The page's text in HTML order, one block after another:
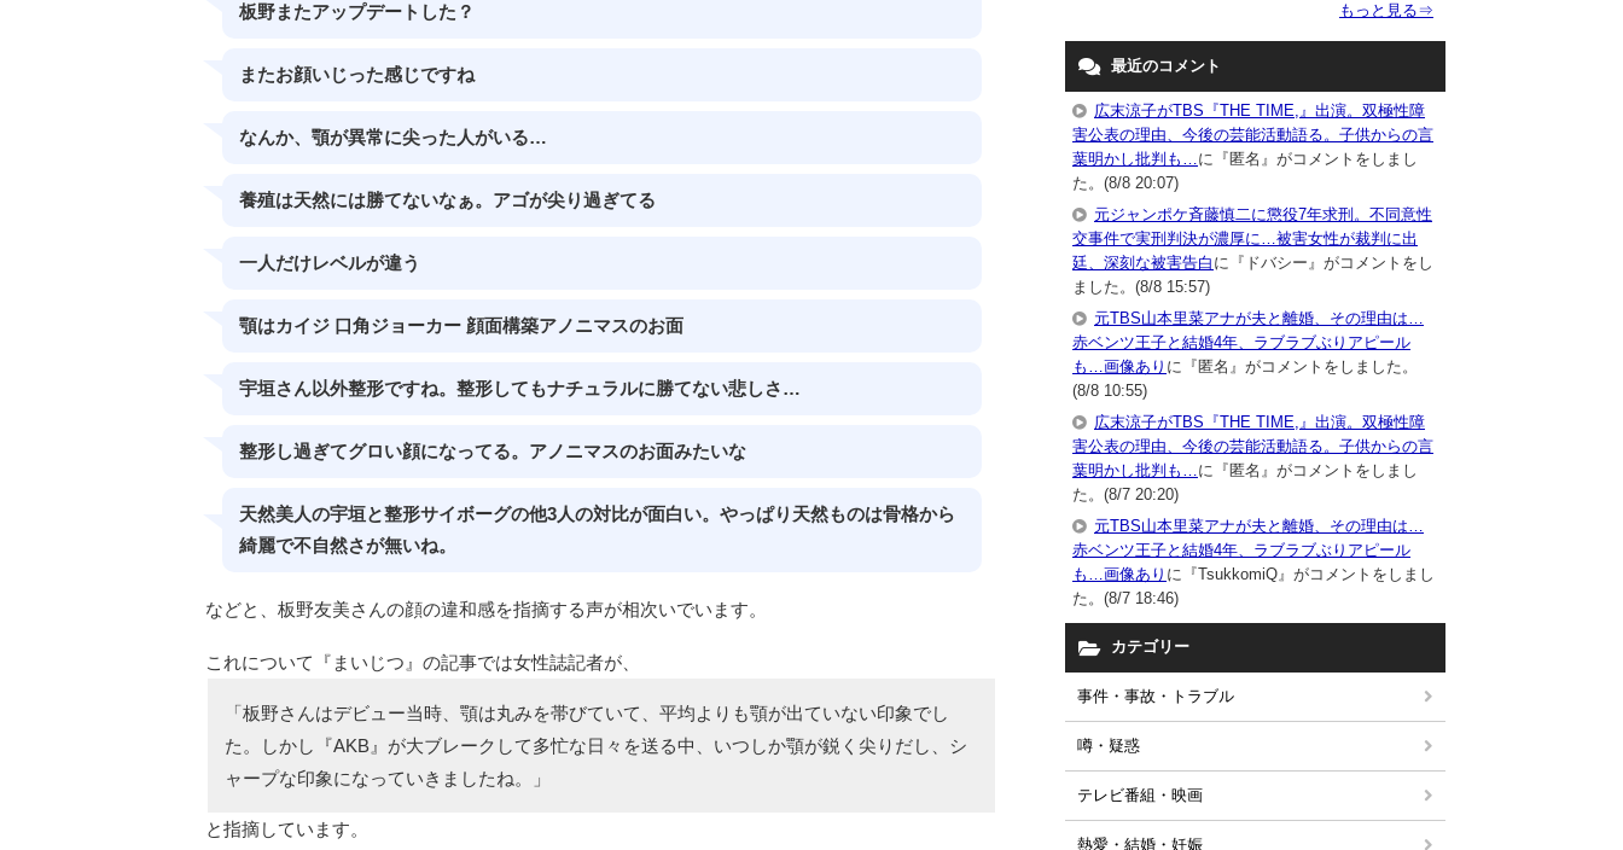
板野またアップデートした？
またお顔いじった感じですね
なんか、顎が異常に尖った人がいる…
養殖は天然には勝てないなぁ。アゴが尖り過ぎてる
一人だけレベルが違う
顎はカイジ 口角ジョーカー 顔面構築アノニマスのお面
宇垣さん以外整形ですね。整形してもナチュラルに勝てない悲しさ…
整形し過ぎてグロい顔になってる。アノニマスのお面みたいな
天然美人の宇垣と整形サイボーグの他3人の対比が面白い。やっぱり天然ものは骨格から
綺麗で不自然さが無いね。
などと、板野友美さんの顔の違和感を指摘する声が相次いでいます。
これについて『まいじつ』の記事では女性誌記者が、
「板野さんはデビュー当時、顎は丸みを帯びていて、平均よりも顎が出ていない印象でし
た。しかし『AKB』が大ブレークして多忙な日々を送る中、いつしか顎が鋭く尖りだし、シ
ャープな印象になっていきましたね。」
と指摘しています。
もっと見る⇒
最近のコメント
広末涼子がTBS『THE TIME,』出演。双極性障
害公表の理由、今後の芸能活動語る。子供からの言
葉明かし批判も… に『匿名』がコメントをしまし
た。(8/8 20:07)
元ジャンポケ斉藤慎二に懲役7年求刑。不同意性
交事件で実刑判決が濃厚に…被害女性が裁判に出
廷、深刻な被害告白 に『ドバシー』がコメントをし
ました。(8/8 15:57)
元TBS山本里菜アナが夫と離婚、その理由は…
赤ベンツ王子と結婚4年、ラブラブぶりアピール
も…画像あり に『匿名』がコメントをしました。
(8/8 10:55)
広末涼子がTBS『THE TIME,』出演。双極性障
害公表の理由、今後の芸能活動語る。子供からの言
葉明かし批判も… に『匿名』がコメントをしまし
た。(8/7 20:20)
元TBS山本里菜アナが夫と離婚、その理由は…
赤ベンツ王子と結婚4年、ラブラブぶりアピール
も…画像あり に『TsukkomiQ』がコメントをしまし
た。(8/7 18:46)
カテゴリー
事件・事故・トラブル
噂・疑惑
テレビ番組・映画
熱愛・結婚・妊娠